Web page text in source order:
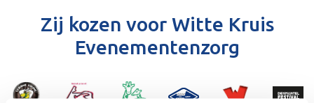
Zij kozen voor Witte Kruis
Evenementenzorg